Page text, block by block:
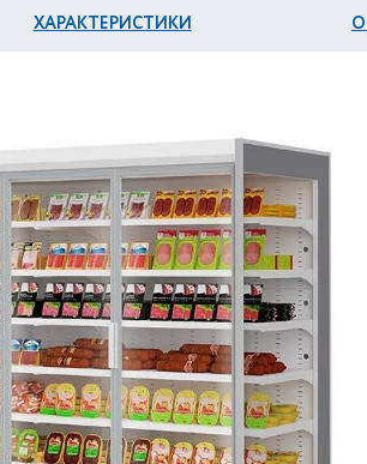
ХАРАКТЕРИСТИКИ